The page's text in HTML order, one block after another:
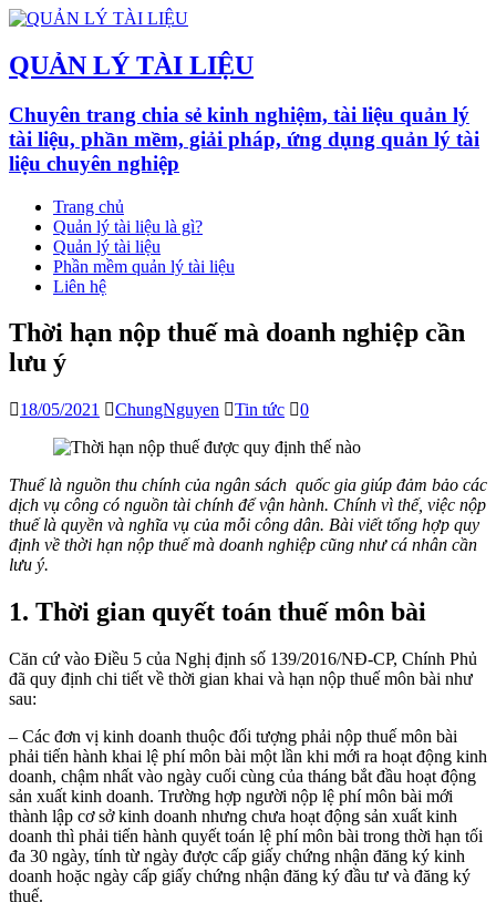
QUẢN LÝ TÀI LIỆU
Chuyên trang chia sẻ kinh nghiệm, tài liệu quản lý
tài liệu, phần mềm, giải pháp, ứng dụng quản lý tài
liệu chuyên nghiệp
Trang chủ
Quản lý tài liệu là gì?
Quản lý tài liệu
Phần mềm quản lý tài liệu
Liên hệ
Thời hạn nộp thuế mà doanh nghiệp cần
lưu ý
18/05/2021 ChungNguyen Tin tức 0
Thuế là nguồn thu chính của ngân sách quốc gia giúp đảm bảo các
dịch vụ công có nguồn tài chính để vận hành. Chính vì thế, việc nộp
thuế là quyền và nghĩa vụ của mỗi công dân. Bài viết tổng hợp quy
định về thời hạn nộp thuế mà doanh nghiệp cũng như cá nhân cần
lưu ý.
1. Thời gian quyết toán thuế môn bài
Căn cứ vào Điều 5 của Nghị định số 139/2016/NĐ-CP, Chính Phủ
đã quy định chi tiết về thời gian khai và hạn nộp thuế môn bài như
sau:
– Các đơn vị kinh doanh thuộc đối tượng phải nộp thuế môn bài
phải tiến hành khai lệ phí môn bài một lần khi mới ra hoạt động kinh
doanh, chậm nhất vào ngày cuối cùng của tháng bắt đầu hoạt động
sản xuất kinh doanh. Trường hợp người nộp lệ phí môn bài mới
thành lập cơ sở kinh doanh nhưng chưa hoạt động sản xuất kinh
doanh thì phải tiến hành quyết toán lệ phí môn bài trong thời hạn tối
đa 30 ngày, tính từ ngày được cấp giấy chứng nhận đăng ký kinh
doanh hoặc ngày cấp giấy chứng nhận đăng ký đầu tư và đăng ký
thuế.